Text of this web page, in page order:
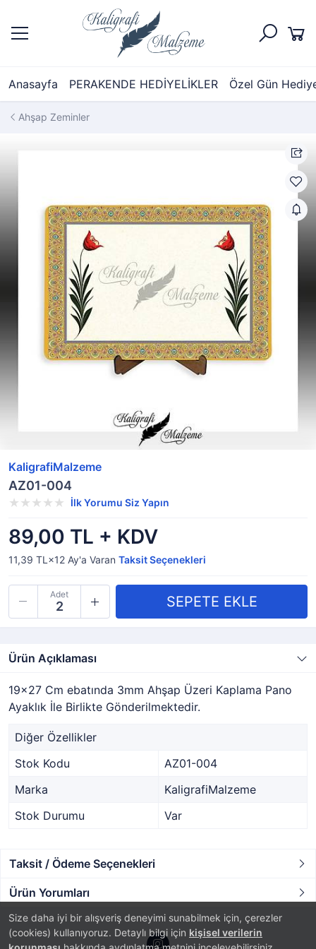
Anasayfa PERAKENDE HEDİYELİKLER Özel Gün
Size daha iyi bir alışveriş deneyimi sunabilmek için, çerezler
(cookies) kullanıyoruz. Detaylı bilgi için kişisel verilerin
Ahşap Zeminler
KaligrafiMalzeme
AZ01-004
İlk Yorumu Siz Yapın
89,00 TL + KDV
11,39 TL×12 Ay'a Varan Taksit Seçenekleri
Adet
Ürün Açıklaması
19x27 Cm ebatında 3mm Ahşap Üzeri Kaplama Pano
Ayaklık İle Birlikte Gönderilmektedir.
Diğer Özellikler
Stok Kodu
AZ01-004
Marka
KaligrafiMalzeme
Stok Durumu
Var
Taksit / Ödeme Seçenekleri
Ürün Yorumları